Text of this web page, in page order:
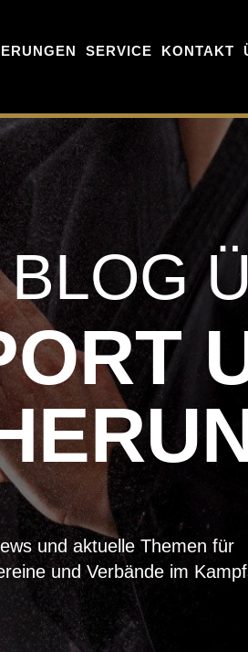
SERVICE KONTAKT
und aktuelle Themen für
und Verbände im